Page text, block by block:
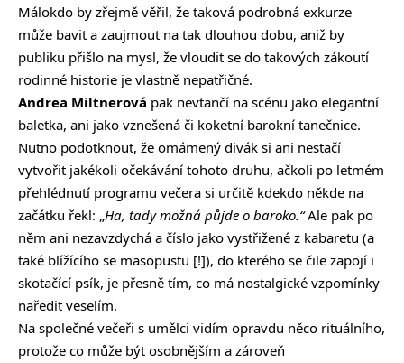
Málokdo by zřejmě věřil, že taková podrobná exkurze
může bavit a zaujmout na tak dlouhou dobu, aniž by
publiku přišlo na mysl, že vloudit se do takových zákoutí
rodinné historie je vlastně nepatřičné.
Andrea Miltnerová pak nevtančí na scénu jako elegantní
baletka, ani jako vznešená či koketní barokní tanečnice.
Nutno podotknout, že omámený divák si ani nestačí
vytvořit jakékoli očekávání tohoto druhu, ačkoli po letmém
přehlédnutí programu večera si určitě kdekdo někde na
začátku řekl: „Ha, tady možná půjde o baroko.“Ale pak po
něm ani nezavzdychá a číslo jako vystřižené z kabaretu (a
také blížícího se masopustu [!]), do kterého se čile zapojí i
skotačící psík, je přesně tím, co má nostalgické vzpomínky
naředit veselím.
Na společné večeři s umělci vidím opravdu něco rituálního,
protože co může být osobnějším a zároveň